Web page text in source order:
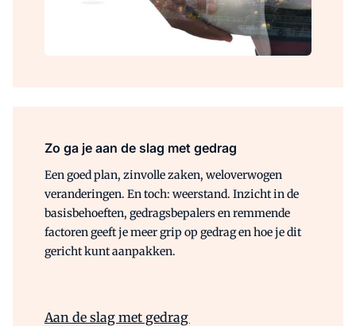
Zo ga je aan de slag met gedrag
Een goed plan, zinvolle zaken, weloverwogen
veranderingen. En toch: weerstand. Inzicht in de
basisbehoeften, gedragsbepalers en remmende
factoren geeft je meer grip op gedrag en hoe je dit
gericht kunt aanpakken.
Aan de slag met gedrag